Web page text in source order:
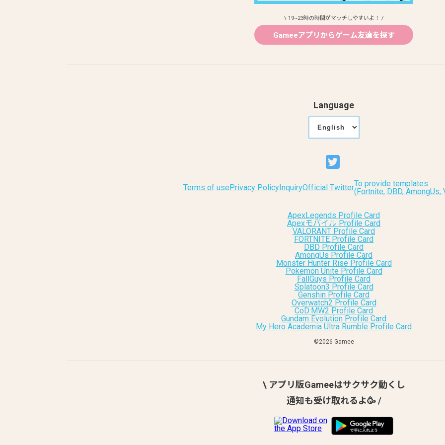
\ 19~23時の時間がマッチしやすいよ！ /
Gameeアプリからゲーム友達を探す
Language
Terms of usePrivacy Policy InquiryOfficial TwitterTo provide templates
(Fortnite, DBD, AmongUs,
ApexLegends Profile Card
Apexモバイル Profile Card
VALORANT Profile Card
FORTNITE Profile Card
DBD Profile Card
AmongUs Profile Card
Monster Hunter Rise Profile Card
Pokemon Unite Profile Card
FallGuys Profile Card
Splatoon3 Profile Card
Genshin Profile Card
Overwatch2 Profile Card
CoD:MW2 Profile Card
Gundam Evolution Profile Card
My Hero Academia Ultra Rumble Profile Card
©︎2026 Gamee
\ アプリ版Gameeはサクサク動くし
通知も受け取れるよ🥳 /